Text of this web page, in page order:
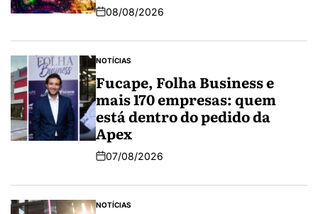
08/08/2026
NOTÍCIAS
Fucape, Folha Business e
mais 170 empresas: quem
está dentro do pedido da
Apex
07/08/2026
NOTÍCIAS